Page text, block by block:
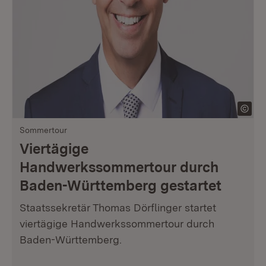
Sommertour
Viertägige
Handwerkssommertour durch
Baden-Württemberg gestartet
Staatssekretär Thomas Dörflinger startet
viertägige Handwerkssommertour durch
Baden-Württemberg.